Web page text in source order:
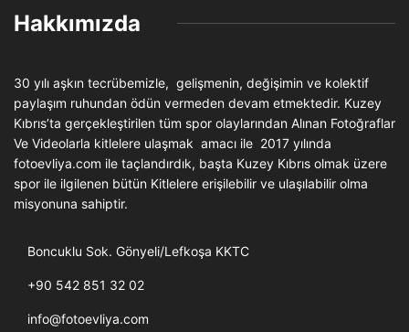
Hakkımızda
30 yılı aşkın tecrübemizle, gelişmenin, değişimin ve kolektif
paylaşım ruhundan ödün vermeden devam etmektedir. Kuzey
Kıbrıs’ta gerçekleştirilen tüm spor olaylarından Alınan Fotoğraflar
Ve Videolarla kitlelere ulaşmak amacı ile 2017 yılında
fotoevliya.com ile taçlandırdık, başta Kuzey Kıbrıs olmak üzere
spor ile ilgilenen bütün Kitlelere erişilebilir ve ulaşılabilir olma
misyonuna sahiptir.
Boncuklu Sok. Gönyeli/Lefkoşa KKTC
+90 542 851 32 02
info@fotoevliya.com